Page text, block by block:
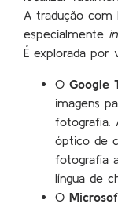
A tradução com
especialmente
É explorada por
OGoogle
imagens
fotografia.
óptico de
fotografia
língua de
O